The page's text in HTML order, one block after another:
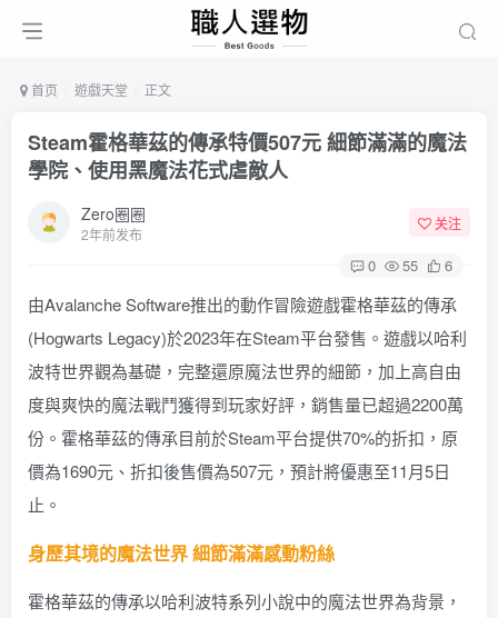
首页 遊戲天堂 正文
Steam霍格華茲的傳承特價507元 細節滿滿的魔法
學院、使用黑魔法花式虐敵人
Zero圈圈
2年前发布
关注
0 55 6
由Avalanche Software推出的動作冒險遊戲霍格華茲的傳承
(Hogwarts Legacy)於2023年在Steam平台發售。遊戲以哈利
波特世界觀為基礎，完整還原魔法世界的細節，加上高自由
度與爽快的魔法戰鬥獲得到玩家好評，銷售量已超過2200萬
份。霍格華茲的傳承目前於Steam平台提供70%的折扣，原
價為1690元、折扣後售價為507元，預計將優惠至11月5日
止。
身歷其境的魔法世界 細節滿滿感動粉絲
霍格華茲的傳承以哈利波特系列小說中的魔法世界為背景，